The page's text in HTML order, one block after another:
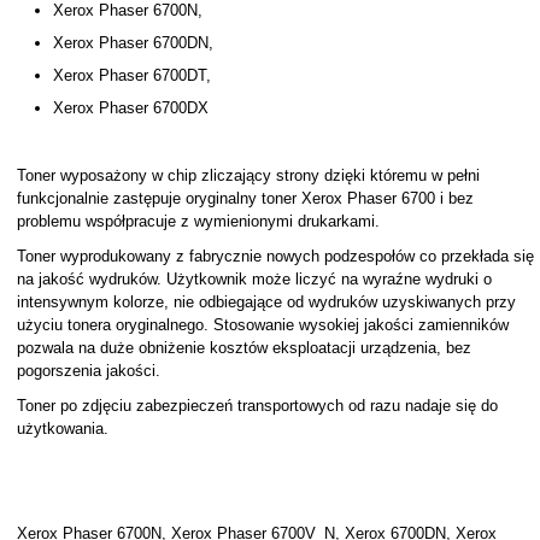
Xerox Phaser 6700N,
Xerox Phaser 6700DN,
Xerox Phaser 6700DT,
Xerox Phaser 6700DX
Toner wyposażony w chip zliczający strony dzięki któremu w pełni
funkcjonalnie zastępuje oryginalny toner Xerox Phaser 6700 i bez
problemu współpracuje z wymienionymi drukarkami.
Toner wyprodukowany z fabrycznie nowych podzespołów co przekłada się
na jakość wydruków. Użytkownik może liczyć na wyraźne wydruki o
intensywnym kolorze, nie odbiegające od wydruków uzyskiwanych przy
użyciu tonera oryginalnego. Stosowanie wysokiej jakości zamienników
pozwala na duże obniżenie kosztów eksploatacji urządzenia, bez
pogorszenia jakości.
Toner po zdjęciu zabezpieczeń transportowych od razu nadaje się do
użytkowania.
Xerox Phaser 6700N, Xerox Phaser 6700V_N, Xerox 6700DN, Xerox